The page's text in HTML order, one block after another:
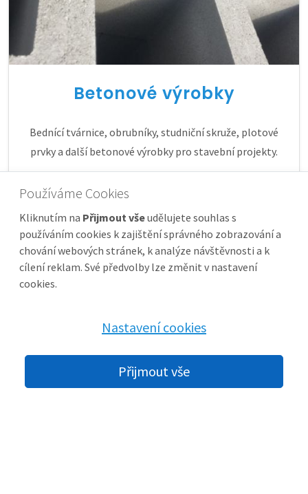
Betonové výrobky
Bednící tvárnice, obrubníky, studniční skruže, plotové
prvky a další betonové výrobky pro stavební projekty.
Používáme Cookies
Kliknutím na Přijmout všeudělujete souhlas s
používáním cookies k zajištění správného zobrazování a
chování webových stránek, k analýze návštěvnosti a k
cílení reklam. Své předvolby lze změnit v nastavení
cookies.
Nastavení cookies
Přijmout vše